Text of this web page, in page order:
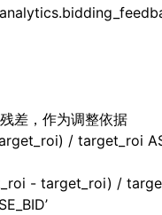
差，作为调整依据
/ target_roi
- target_roi) /